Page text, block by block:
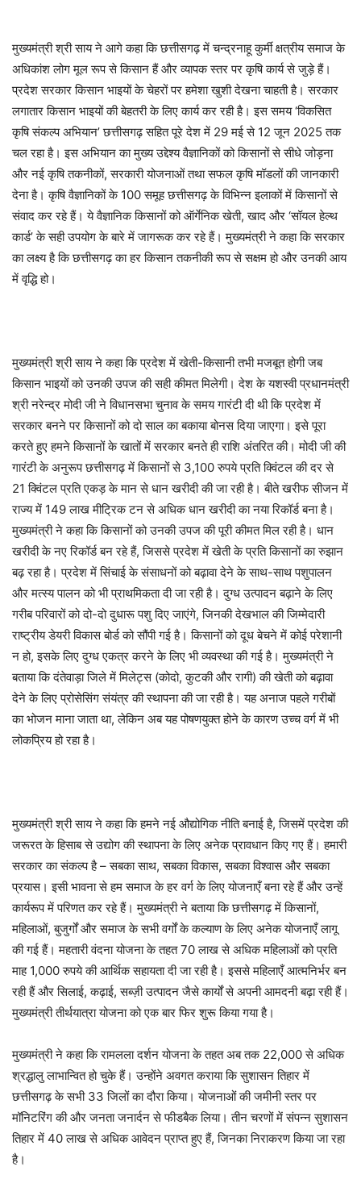
मुख्यमंत्री श्री साय ने आगे कहा कि छत्तीसगढ़ में चन्द्रनाहू कुर्मी क्षत्रीय समाज के
अधिकांश लोग मूल रूप से किसान हैं और व्यापक स्तर पर कृषि कार्य से जुड़े हैं।
प्रदेश सरकार किसान भाइयों के चेहरों पर हमेशा खुशी देखना चाहती है। सरकार
लगातार किसान भाइयों की बेहतरी के लिए कार्य कर रही है। इस समय ‘विकसित
कृषि संकल्प अभियान’ छत्तीसगढ़ सहित पूरे देश में 29 मई से 12 जून 2025 तक
चल रहा है। इस अभियान का मुख्य उद्देश्य वैज्ञानिकों को किसानों से सीधे जोड़ना
और नई कृषि तकनीकों, सरकारी योजनाओं तथा सफल कृषि मॉडलों की जानकारी
देना है। कृषि वैज्ञानिकों के 100 समूह छत्तीसगढ़ के विभिन्न इलाकों में किसानों से
संवाद कर रहे हैं। ये वैज्ञानिक किसानों को ऑर्गेनिक खेती, खाद और ‘सॉयल हेल्थ
कार्ड’ के सही उपयोग के बारे में जागरूक कर रहे हैं। मुख्यमंत्री ने कहा कि सरकार
का लक्ष्य है कि छत्तीसगढ़ का हर किसान तकनीकी रूप से सक्षम हो और उनकी आय
में वृद्धि हो।
मुख्यमंत्री श्री साय ने कहा कि प्रदेश में खेती-किसानी तभी मजबूत होगी जब
किसान भाइयों को उनकी उपज की सही कीमत मिलेगी। देश के यशस्वी प्रधानमंत्री
श्री नरेन्द्र मोदी जी ने विधानसभा चुनाव के समय गारंटी दी थी कि प्रदेश में
सरकार बनने पर किसानों को दो साल का बकाया बोनस दिया जाएगा। इसे पूरा
करते हुए हमने किसानों के खातों में सरकार बनते ही राशि अंतरित की। मोदी जी की
गारंटी के अनुरूप छत्तीसगढ़ में किसानों से 3,100 रुपये प्रति क्विंटल की दर से
21 क्विंटल प्रति एकड़ के मान से धान खरीदी की जा रही है। बीते खरीफ सीजन में
राज्य में 149 लाख मीट्रिक टन से अधिक धान खरीदी का नया रिकॉर्ड बना है।
मुख्यमंत्री ने कहा कि किसानों को उनकी उपज की पूरी कीमत मिल रही है। धान
खरीदी के नए रिकॉर्ड बन रहे हैं, जिससे प्रदेश में खेती के प्रति किसानों का रुझान
बढ़ रहा है। प्रदेश में सिंचाई के संसाधनों को बढ़ावा देने के साथ-साथ पशुपालन
और मत्स्य पालन को भी प्राथमिकता दी जा रही है। दुग्ध उत्पादन बढ़ाने के लिए
गरीब परिवारों को दो-दो दुधारू पशु दिए जाएंगे, जिनकी देखभाल की जिम्मेदारी
राष्ट्रीय डेयरी विकास बोर्ड को सौंपी गई है। किसानों को दूध बेचने में कोई परेशानी
न हो, इसके लिए दुग्ध एकत्र करने के लिए भी व्यवस्था की गई है। मुख्यमंत्री ने
बताया कि दंतेवाड़ा जिले में मिलेट्स (कोदो, कुटकी और रागी) की खेती को बढ़ावा
देने के लिए प्रोसेसिंग संयंत्र की स्थापना की जा रही है। यह अनाज पहले गरीबों
का भोजन माना जाता था, लेकिन अब यह पोषणयुक्त होने के कारण उच्च वर्ग में भी
लोकप्रिय हो रहा है।
मुख्यमंत्री श्री साय ने कहा कि हमने नई औद्योगिक नीति बनाई है, जिसमें प्रदेश की
जरूरत के हिसाब से उद्योग की स्थापना के लिए अनेक प्रावधान किए गए हैं। हमारी
सरकार का संकल्प है – सबका साथ, सबका विकास, सबका विश्वास और सबका
प्रयास। इसी भावना से हम समाज के हर वर्ग के लिए योजनाएँ बना रहे हैं और उन्हें
कार्यरूप में परिणत कर रहे हैं। मुख्यमंत्री ने बताया कि छत्तीसगढ़ में किसानों,
महिलाओं, बुजुर्गों और समाज के सभी वर्गों के कल्याण के लिए अनेक योजनाएँ लागू
की गई हैं। महतारी वंदना योजना के तहत 70 लाख से अधिक महिलाओं को प्रति
माह 1,000 रुपये की आर्थिक सहायता दी जा रही है। इससे महिलाएँ आत्मनिर्भर बन
रही हैं और सिलाई, कढ़ाई, सब्ज़ी उत्पादन जैसे कार्यों से अपनी आमदनी बढ़ा रही हैं।
मुख्यमंत्री तीर्थयात्रा योजना को एक बार फिर शुरू किया गया है।
मुख्यमंत्री ने कहा कि रामलला दर्शन योजना के तहत अब तक 22,000 से अधिक
श्रद्धालु लाभान्वित हो चुके हैं। उन्होंने अवगत कराया कि सुशासन तिहार में
छत्तीसगढ़ के सभी 33 जिलों का दौरा किया। योजनाओं की जमीनी स्तर पर
मॉनिटरिंग की और जनता जनार्दन से फीडबैक लिया। तीन चरणों में संपन्न सुशासन
तिहार में 40 लाख से अधिक आवेदन प्राप्त हुए हैं, जिनका निराकरण किया जा रहा
है।